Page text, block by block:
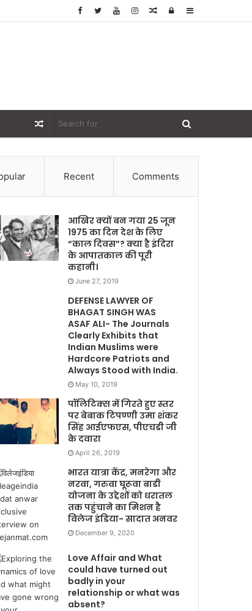
Sidebar
Log
Random
Random
Recent Comments
आखिर क्यों बन गया 25 जून
1975 का दिन देश के लिए
“काल दिवस”? क्या है इंदिरा
के आपातकाल की पूरी
कहानी।
June 27, 2019
DEFENSE LAWYER OF
BHAGAT SINGH WAS
ASAF ALI- The Journals
Clearly Exhibits that
Indian Muslims were
Hardcore Patriots and
Always Stood with India.
May 10, 2019
पॉलिटिक्स में गिरते हुए स्तर
पर बेबाक टिपण्णी उमा शंकर
सिंह आईएफएस, पीएचडी जी
के दवारा
April 26, 2019
भारत यात्रा केंद्र, मनरेगा और
नरवा, गरुवा घूरूवा बाडी
योजना के उद्देशों को धरातल
तक पहुंचाने का मिशन है
विलेज इंडिया- सादात अनवर
December 9, 2020
Love Affair and What
could have turned out
badly in your
relationship or what was
absent?